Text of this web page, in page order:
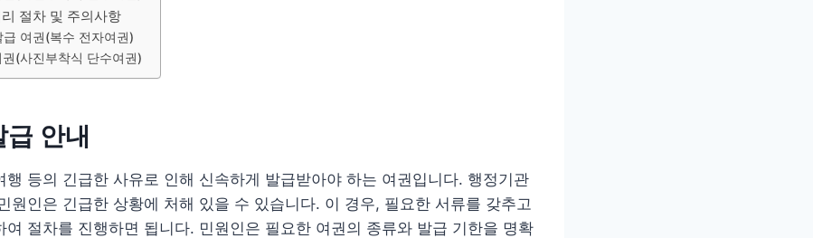
절차 및 주의사항
여권(복수 전자여권)
(사진부착식 단수여권)
안내
행 등의 긴급한 사유로 인해 신속하게 발급받아야 하는 여권입니다. 행정기관
원인은 긴급한 상황에 처해 있을 수 있습니다. 이 경우, 필요한 서류를 갖추고
여 절차를 진행하면 됩니다. 민원인은 필요한 여권의 종류와 발급 기한을 명확